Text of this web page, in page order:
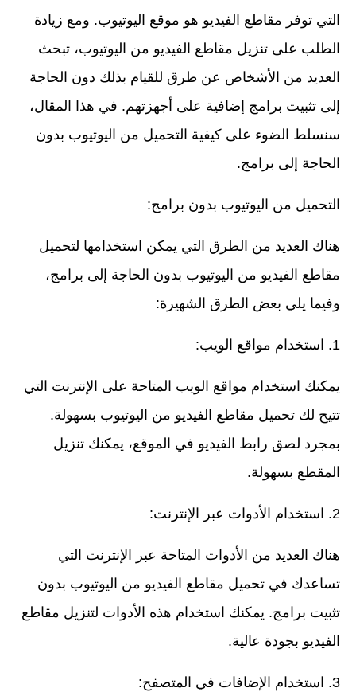
التي توفر مقاطع الفيديو هو موقع اليوتيوب. ومع زيادة
الطلب على تنزيل مقاطع الفيديو من اليوتيوب، تبحث
العديد من الأشخاص عن طرق للقيام بذلك دون الحاجة
إلى تثبيت برامج إضافية على أجهزتهم. في هذا المقال،
سنسلط الضوء على كيفية التحميل من اليوتيوب بدون
الحاجة إلى برامج.
التحميل من اليوتيوب بدون برامج:
هناك العديد من الطرق التي يمكن استخدامها لتحميل
مقاطع الفيديو من اليوتيوب بدون الحاجة إلى برامج،
وفيما يلي بعض الطرق الشهيرة:
استخدام مواقع الويب:
يمكنك استخدام مواقع الويب المتاحة على الإنترنت التي
تتيح لك تحميل مقاطع الفيديو من اليوتيوب بسهولة.
بمجرد لصق رابط الفيديو في الموقع، يمكنك تنزيل
المقطع بسهولة.
استخدام الأدوات عبر الإنترنت:
هناك العديد من الأدوات المتاحة عبر الإنترنت التي
تساعدك في تحميل مقاطع الفيديو من اليوتيوب بدون
تثبيت برامج. يمكنك استخدام هذه الأدوات لتنزيل مقاطع
الفيديو بجودة عالية.
استخدام الإضافات في المتصفح: